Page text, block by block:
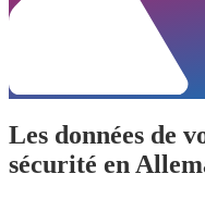
Les données de
sécurité en